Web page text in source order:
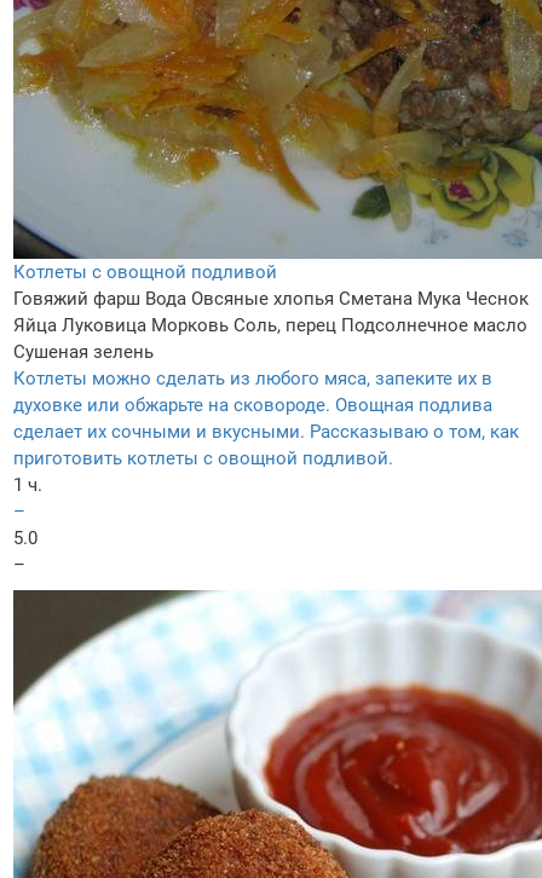
Котлеты с овощной подливой
Говяжий фарш Вода Овсяные хлопья Сметана Мука Чеснок
Яйца Луковица Морковь Соль, перец Подсолнечное масло
Сушеная зелень
Котлеты можно сделать из любого мяса, запеките их в
духовке или обжарьте на сковороде. Овощная подлива
сделает их сочными и вкусными. Рассказываю о том, как
приготовить котлеты с овощной подливой.
1 ч.
–
5.0
–